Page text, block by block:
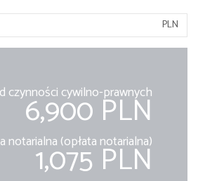
PLN
czynności cywilno-prawnych
6,900 PLN
notarialna (opłata notarialna)
1,075 PLN